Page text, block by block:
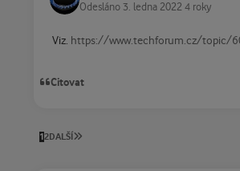
Odesláno 3. ledna 2022 4 roky
Viz. https://www.techforum.cz/topic/
Citovat
12DALŠÍ